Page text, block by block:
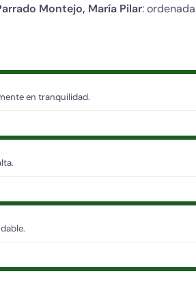
Montejo, María Pilar:
en tranquilidad.